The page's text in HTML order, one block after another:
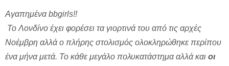
Αγαπημένα bbgirls!!
Το Λονδίνο έχει φορέσει τα γιορτινά του από τις αρχές
Νοέμβρη αλλά ο πλήρης στολισμός ολοκληρώθηκε περίπου
ένα μήνα μετά. Το κάθε μεγάλο πολυκατάστημα αλλά και οι